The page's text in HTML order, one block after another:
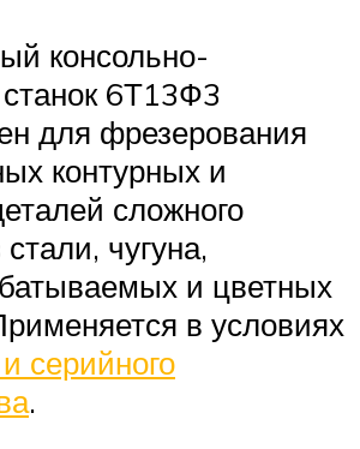
консольно-
6Т13Ф3
для фрезерования
контурных и
сложного
чугуна,
и цветных
в условиях
серийного
.